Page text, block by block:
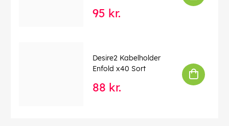
95 kr.
Desire2 Kabelholder
Enfold x40 Sort
88 kr.